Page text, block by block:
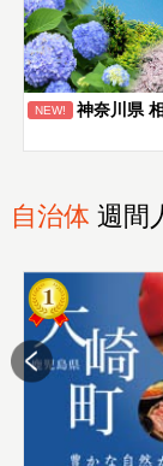
NEW! 神奈川県
自治体 週間